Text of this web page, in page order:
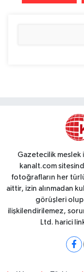
Gazetecilik
kanalt.com
fotoğrafların her türlü
aittir, izin alınmadan
görüşleri olup
ilişkilendirilemez,
Ltd. harici